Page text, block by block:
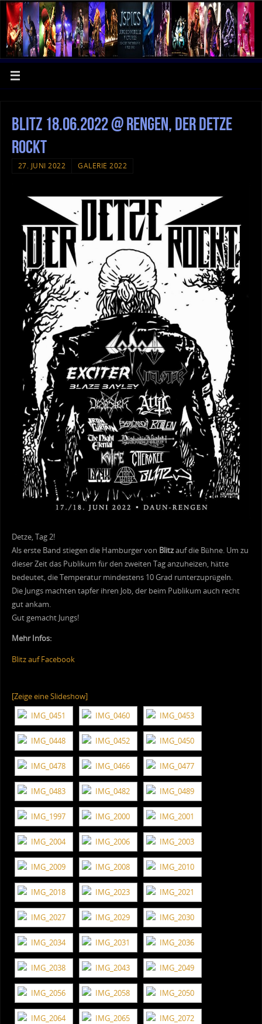
Blitz 18.06.2022 @ Rengen, Der Detze
Rockt
27. JUNI 2022 GALERIE 2022
Detze, Tag 2!
Als erste Band stiegen die Hamburger von Blitzauf die Bühne. Um zu
dieser Zeit das Publikum für den zweiten Tag anzuheizen, hätte
bedeutet, die Temperatur mindestens 10 Grad runterzuprügeln.
Die Jungs machten tapfer ihren Job, der beim Publikum auch recht
gut ankam.
Gut gemacht Jungs!
Mehr Infos:
Blitz auf Facebook
[Zeige eine Slideshow]